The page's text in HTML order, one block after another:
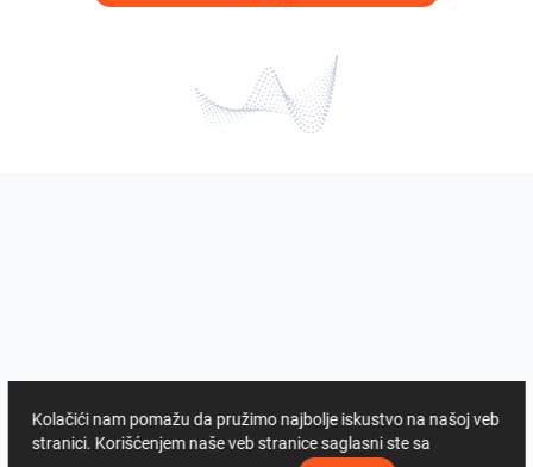
Kolačići nam pomažu da pružimo najbolje iskustvo na našoj veb
stranici. Korišćenjem naše veb stranice saglasni ste sa